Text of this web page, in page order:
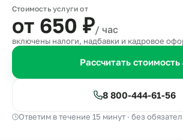
Стоимость услуги от
от 650 ₽/ час
включены налоги, надбавки и кадровое
Рассчитать стоимость
8 800-444-61-56
Ответим в течение 15 минут · без